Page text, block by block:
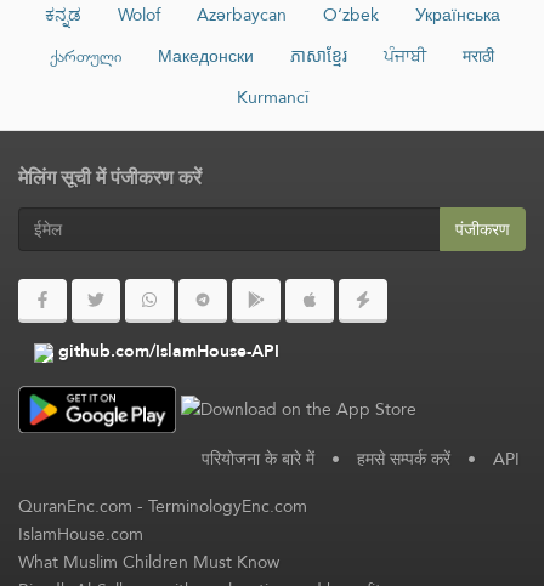
ಕನ್ನಡ
Wolof Azərbaycan O‘zbek
Українська
ქართული
Македонски ភាសាខ្មែរ ਪੰਜਾਬੀ
मराठी
Kurmancî
मेलिंग सूची में पंजीकरण करें
पंजीकरण
github.com/IslamHouse-API
परियोजना के बारे में • हमसे सम्पर्क करें • API
QuranEnc.com-TerminologyEnc.com
IslamHouse.com
What Muslim Children Must Know